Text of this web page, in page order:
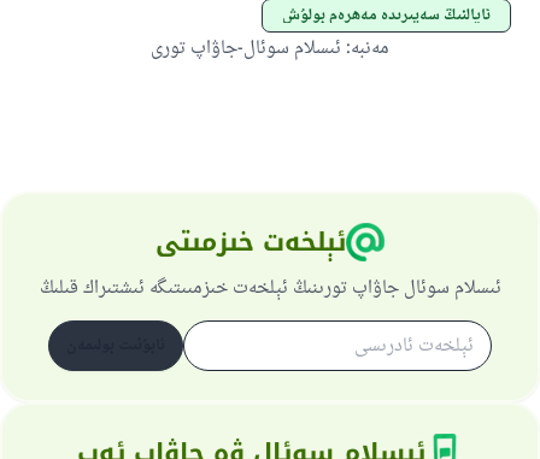
ئايالنىڭ سەپىرىدە مەھرەم بولۇش
مەنبە: ئىسلام سوئال-جاۋاپ تورى
ئېلخەت خىزمىتى
ئىسلام سوئال جاۋاپ تورىنىڭ ئېلخەت خىزمىىتىگە ئىشتىراك قىلىڭ